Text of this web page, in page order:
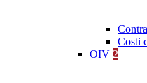
Costi
OIV 2